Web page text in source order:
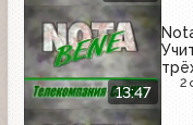
13:47
2